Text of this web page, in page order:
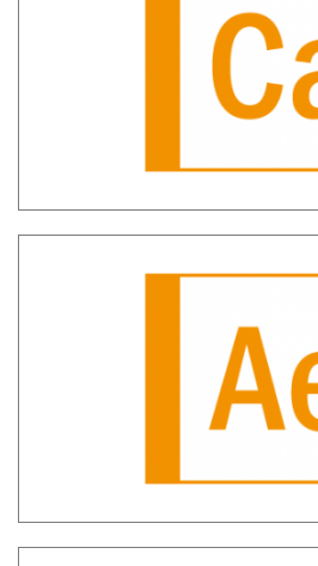
SH Cash – Dashboard
contante
SH ADE –
Entrate